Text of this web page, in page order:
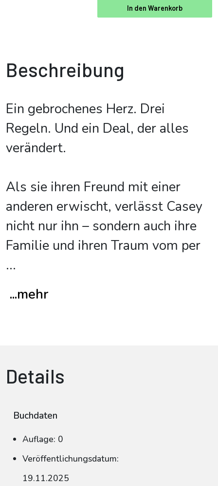
In den Warenkorb
Beschreibung
Ein gebrochenes Herz. Drei
Regeln. Und ein Deal, der alles
verändert.
Als sie ihren Freund mit einer
anderen erwischt, verlässt Casey
nicht nur ihn – sondern auch ihre
Familie und ihren Traum vom per
...
...mehr
Details
Buchdaten
Auflage: 0
Veröffentlichungsdatum:
19.11.2025